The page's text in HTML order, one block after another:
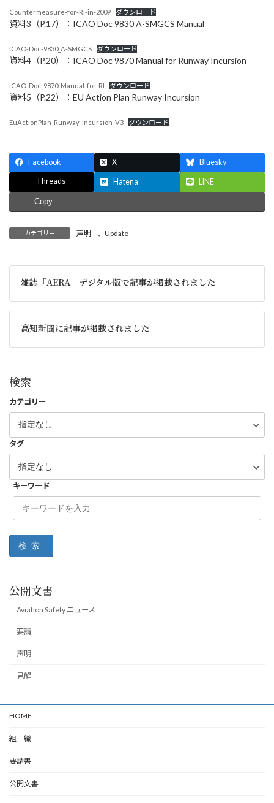
Countermeasure-for-RI-in-2009 ダウンロード
資料3（P.17）：ICAO Doc 9830 A-SMGCS Manual
ICAO-Doc-9830_A-SMGCS ダウンロード
資料4（P.20）：ICAO Doc 9870 Manual for Runway Incursion
ICAO-Doc-9870-Manual-for-RI ダウンロード
資料5（P.22）：EU Action Plan Runway Incursion
EuActionPlan-Runway-Incursion_V3 ダウンロード
Facebook X Bluesky
Threads Hatena LINE
Copy
カテゴリー 声明 、 Update
雑誌「AERA」デジタル版で記事が掲載されました
高知新聞に記事が掲載されました
検索
カテゴリー
タグ
キーワード
検索
公開文書
Aviation Safety ニュース
要請
声明
見解
HOME
組 織
要請書
公開文書